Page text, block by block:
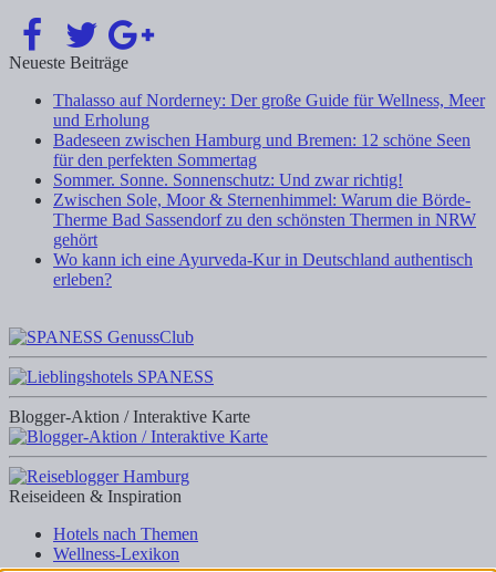
Neueste Beiträge
Thalasso auf Norderney: Der große Guide für Wellness, Meer
und Erholung
Badeseen zwischen Hamburg und Bremen: 12 schöne Seen
für den perfekten Sommertag
Sommer. Sonne. Sonnenschutz: Und zwar richtig!
Zwischen Sole, Moor & Sternenhimmel: Warum die Börde-
Therme Bad Sassendorf zu den schönsten Thermen in NRW
gehört
Wo kann ich eine Ayurveda-Kur in Deutschland authentisch
erleben?
Blogger-Aktion / Interaktive Karte
Reiseideen & Inspiration
Hotels nach Themen
Wellness-Lexikon